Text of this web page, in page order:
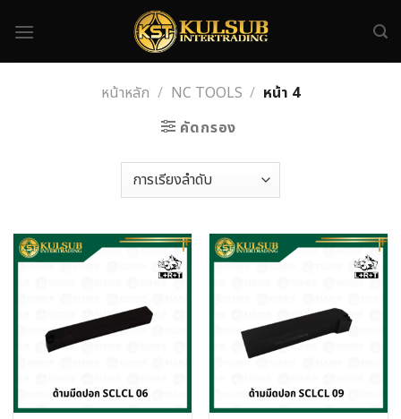
หน้าหลัก / NC TOOLS / หน้า 4
คัดกรอง